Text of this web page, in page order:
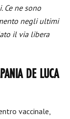
Ce ne sono
negli ultimi
il via libera
DE LUCA
vaccinale,